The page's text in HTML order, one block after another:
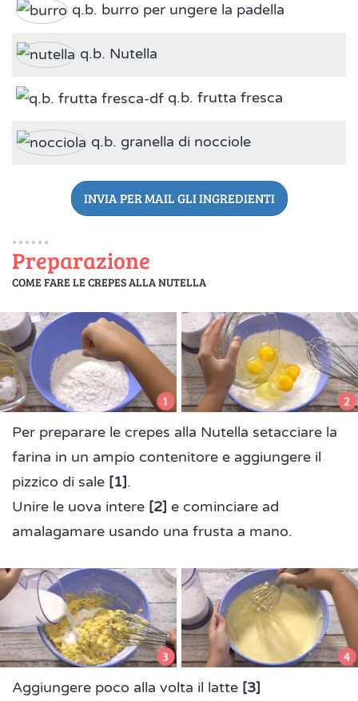
q.b. burro per ungere la padella
q.b. Nutella
q.b. frutta fresca
q.b. granella di nocciole
INVIA PER MAIL GLI INGREDIENTI
Preparazione
COME FARE LE CREPES ALLA NUTELLA
Per preparare le crepes alla Nutella setacciare la
farina in un ampio contenitore e aggiungere il
pizzico di sale [1].
Unire le uova intere [2] e cominciare ad
amalagamare usando una frusta a mano.
Aggiungere poco alla volta il latte [3]